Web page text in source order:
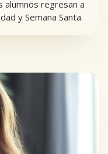
alumnos regresan a
y Semana Santa.